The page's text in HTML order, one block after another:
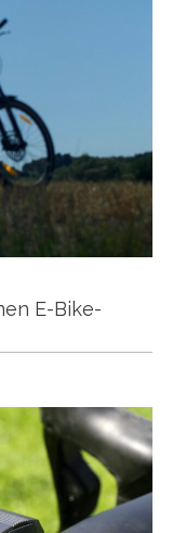
E-Bike-